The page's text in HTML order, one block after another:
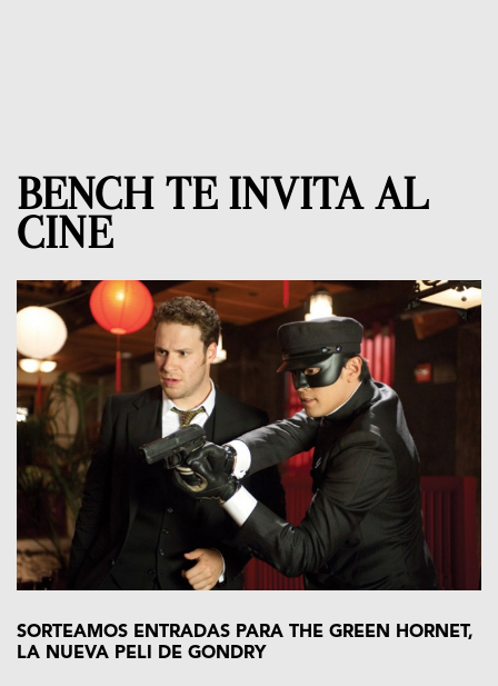
BENCH TE INVITA AL
CINE
SORTEAMOS ENTRADAS PARA THE GREEN HORNET,
LA NUEVA PELI DE GONDRY